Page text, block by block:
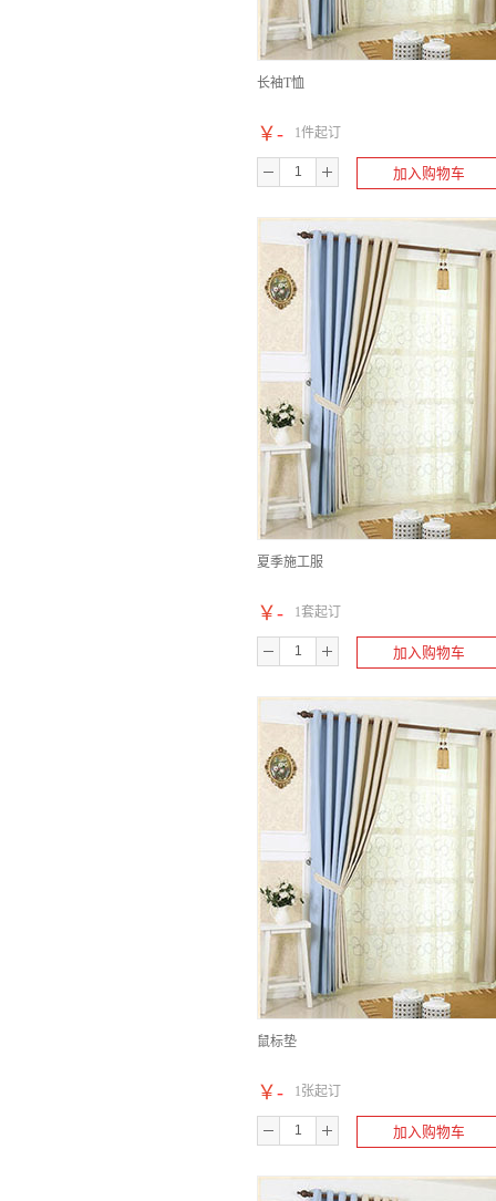
长袖T恤
￥- 1件起订
加入购物车
夏季施工服
￥- 1套起订
加入购物车
鼠标垫
￥- 1张起订
加入购物车